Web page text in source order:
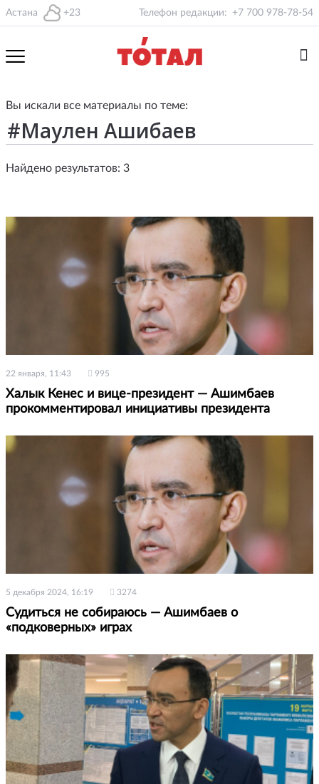
Астана +23 Телефон редакции: +7 700 978-78-54
Вы искали все материалы по теме:
Найдено результатов: 3
22 января, 11:43 995
Халык Кенес и вице-президент — Ашимбаев
прокомментировал инициативы президента
5 декабря 2024, 16:19 3274
Судиться не собираюсь — Ашимбаев о
«подковерных» играх